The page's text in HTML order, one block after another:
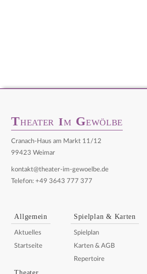
THEATER IM GEWÖLBE
Cranach-Haus am Markt 11/12
99423 Weimar
kontakt@theater-im-gewoelbe.de
Telefon: +49 3643 777 377
Allgemein
Aktuelles
Startseite
Spielplan & Karten
Spielplan
Karten & AGB
Repertoire